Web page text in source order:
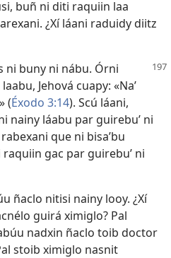
buñ ni diti raquiin laa
¿Xí láani raduidy diitz
ni buny ni nábu. Órni
Jehová cuapy: «Naʼ
(Éxodo 3:14). Scú láani,
nainy láabu par guirebuʼ ni
que ni bisaʼbu
gac par guirebuʼ ni
ñaclo nitisi nainy looy. ¿Xí
guirá ximiglo? Pal
nadxin ñaclo toib doctor
stoib ximiglo nasnit